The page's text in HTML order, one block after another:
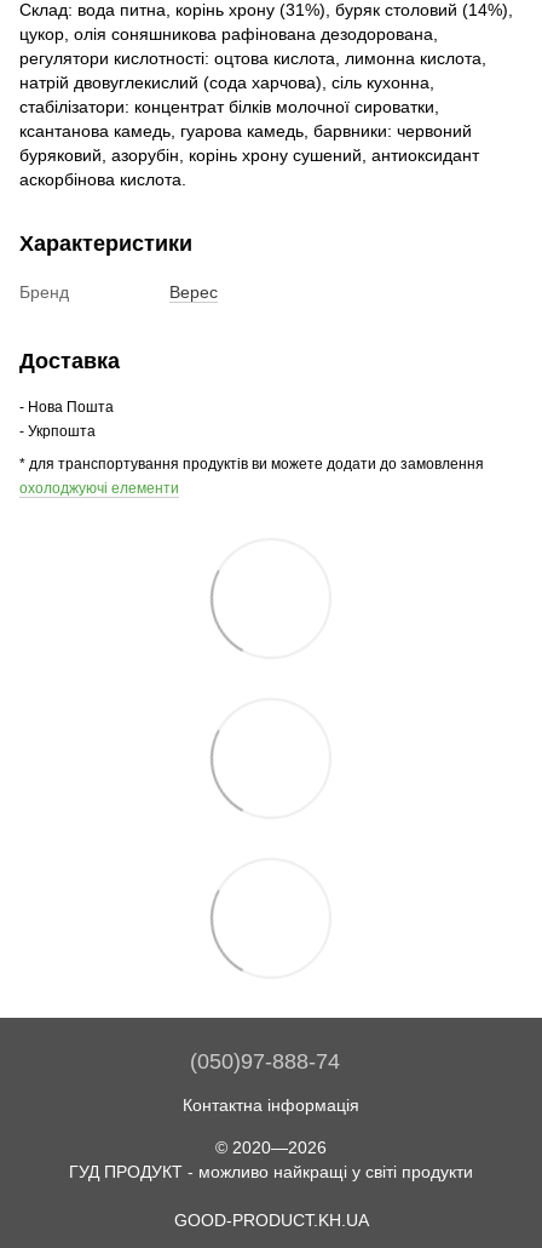
Склад: вода питна, корінь хрону (31%), буряк столовий (14%),
цукор, олія соняшникова рафінована дезодорована,
регулятори кислотності: оцтова кислота, лимонна кислота,
натрій двовуглекислий (сода харчова), сіль кухонна,
стабілізатори: концентрат білків молочної сироватки,
ксантанова камедь, гуарова камедь, барвники: червоний
буряковий, азорубін, корінь хрону сушений, антиоксидант
аскорбінова кислота.
Характеристики
Бренд Верес
Доставка
- Нова Пошта
- Укрпошта
* для транспортування продуктів ви можете додати до замовлення
охолоджуючі елементи
(050)97-888-74
Контактна інформація
© 2020—2026
ГУД ПРОДУКТ - можливо найкращі у світі продукти
GOOD-PRODUCT.KH.UA